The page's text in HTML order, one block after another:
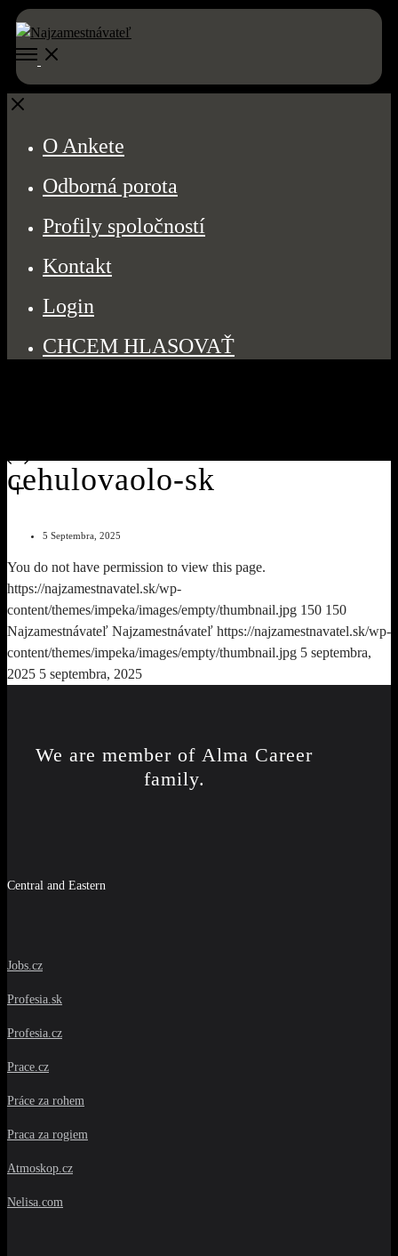
Open
Menu
Close
O Ankete
Odborná porota
Profily spoločností
Kontakt
Login
CHCEM HLASOVAŤ
cehulovaolo-sk
5 Septembra, 2025
You do not have permission to view this page.
https://najzamestnavatel.sk/wp-
content/themes/impeka/images/empty/thumbnail.jpg 150 150
Najzamestnávateľ Najzamestnávateľ https://najzamestnavatel.sk/wp-
content/themes/impeka/images/empty/thumbnail.jpg 5 septembra,
2025 5 septembra, 2025
We are member of Alma Career
family.
Central and Eastern
Jobs.cz
Profesia.sk
Profesia.cz
Prace.cz
Práce za rohem
Praca za rogiem
Atmoskop.cz
Nelisa.com